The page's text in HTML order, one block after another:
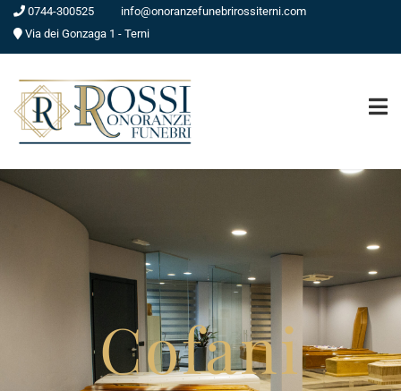
0744-300525
info@onoranzefunebrirossiterni.com
Via dei Gonzaga 1 - Terni
Cofani